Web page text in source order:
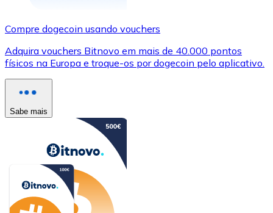
Compre dogecoin usando vouchers
Adquira vouchers Bitnovo em mais de 40.000 pontos
físicos na Europa e troque-os por dogecoin pelo aplicativo.
Sabe mais